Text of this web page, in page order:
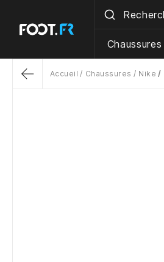
Chaussures
Accueil Chaussures Nike